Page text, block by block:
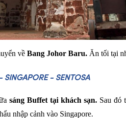
sáng Buffet tại khách sạn.